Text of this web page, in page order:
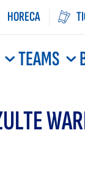
HORECA
TEAMS